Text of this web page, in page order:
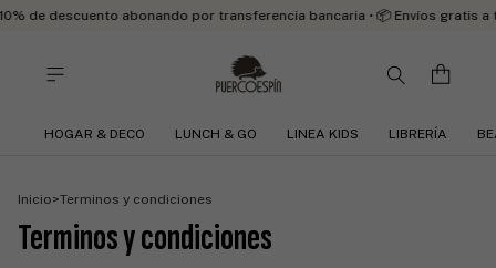
descuento abonando por transferencia bancaria • 📦 Envíos gratis a
HOGAR & DECO LUNCH & GO LINEA KIDS LIBRERÍA
Inicio>Terminos y condiciones
Terminos y condiciones